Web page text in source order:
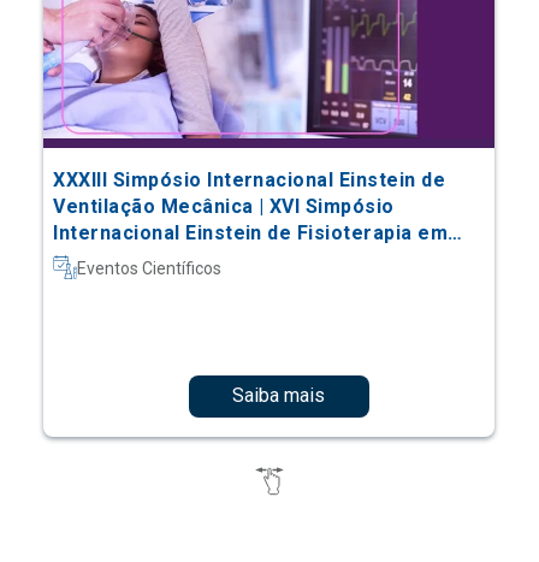
XXXIII Simpósio Internacional Einstein de
Ventilação Mecânica | XVI Simpósio
Internacional Einstein de Fisioterapia em
Terapia Intensiva
Eventos Científicos
Saiba mais